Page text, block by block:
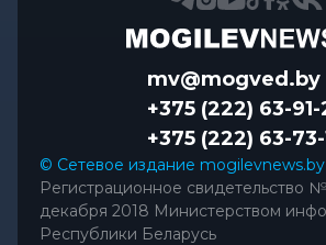
mv@mogved.by
+375 (222) 63-91-
+375 (222) 63-73-
© Сетевое издание mogilevnews.by
Регистрационное свидетельство
декабря 2018 Министерством
Республики Беларусь